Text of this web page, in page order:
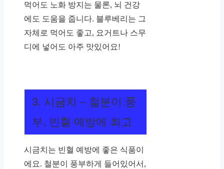
먹어도 노화 방지는 물론, 뇌 건강
에도 도움을 줍니다. 블루베리는 그
자체로 먹어도 좋고, 요거트나 스무
디에 넣어도 아주 맛있어요!
3. 시금치 – 철분이 풍
부, 빈혈 예방에 최고
시금치는 빈혈 예방에 좋은 식품이
에요. 철분이 풍부하게 들어있어서,